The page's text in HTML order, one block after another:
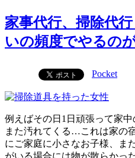
家事代行、掃除代
いの頻度でやるの
Pocket
例えばその日1日頑張って家
また汚れてくる…これは家の
にご家庭に小さなお子様、ま
がいる場合には物が散らかっ